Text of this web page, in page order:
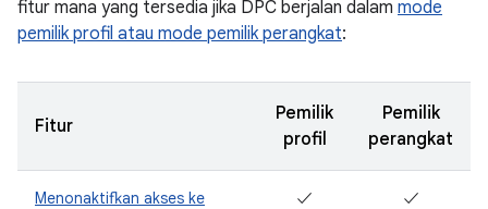
fitur mana yang tersedia jika DPC berjalan dalam mode
pemilik profil atau mode pemilik perangkat:
Fitur
Pemilik
profil
Pemilik
perangkat
Menonaktifkan akses ke
✓ ✓